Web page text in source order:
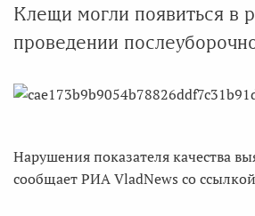
Клещи могли появиться в
проведении
Нарушения показателя качества
сообщает РИА VladNews со